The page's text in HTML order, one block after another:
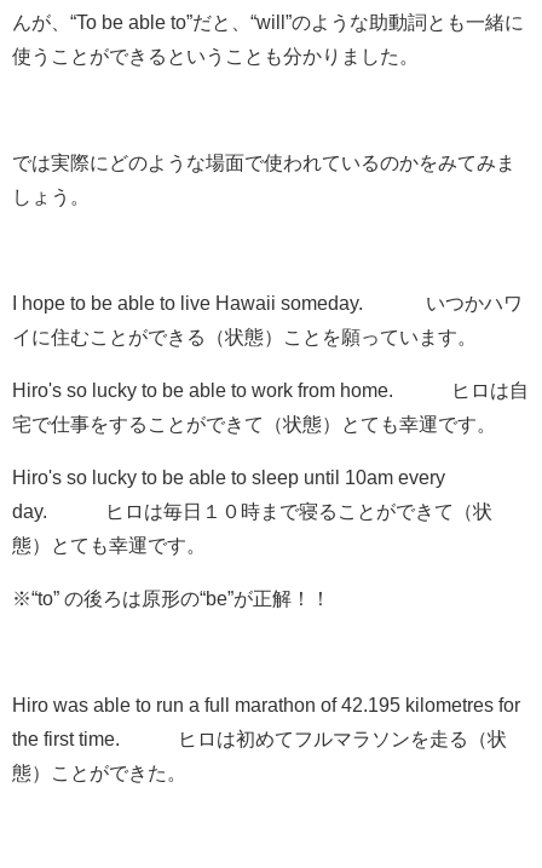
んが、“To be able to”だと、“will”のような助動詞とも一緒に
使うことができる ということも分かりました。
では実際にどのような場面で使われているのかをみてみま
しょう。
I hope to be able to live Hawaii someday. いつかハワ
イに住むことができる（状態）ことを願っています。
Hiro's so lucky to be able to work from home. ヒロは自
宅で仕事をすることができて（状態）とても幸運です。
Hiro's so lucky to be able to sleep until 10am every
day. ヒロは毎日１０時まで寝ることができて（状
態）とても幸運です。
※“to” の後ろは原形の“be”が正解！！
Hiro was able to run a full marathon of 42.195 kilometres for
the first time. ヒロは初めてフルマラソンを走る（状
態）ことができた。